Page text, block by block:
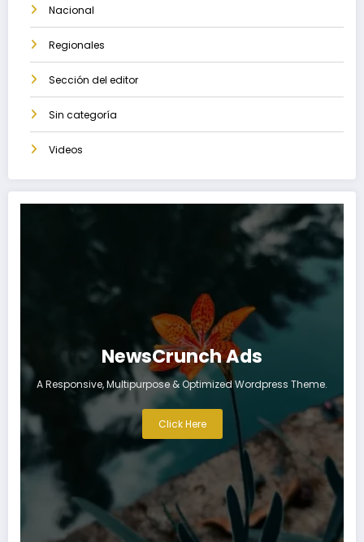
Nacional
Regionales
Sección del editor
Sin categoría
Videos
NewsCrunch Ads
A Responsive, Multipurpose & Optimized Wordpress Theme.
Click Here